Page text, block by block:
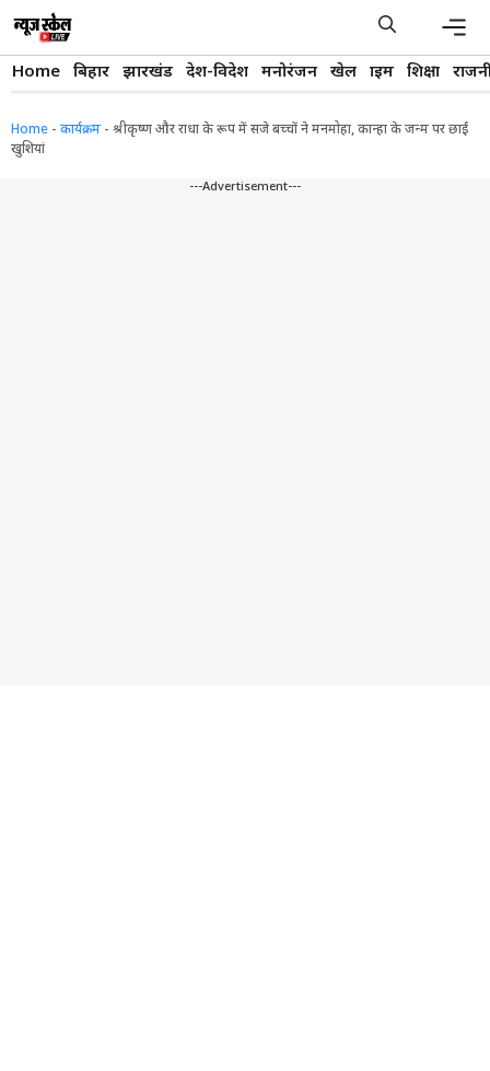
content
Home बिहार झारखंड देश-विदेश मनोरंजन खेल क्राइम शिक्षा
Home - कार्यक्रम - श्रीकृष्ण और राधा के रूप में सजे बच्चों ने मनमोहा, कान्हा के जन्म पर छाईं
खुशियां
---Advertisement---